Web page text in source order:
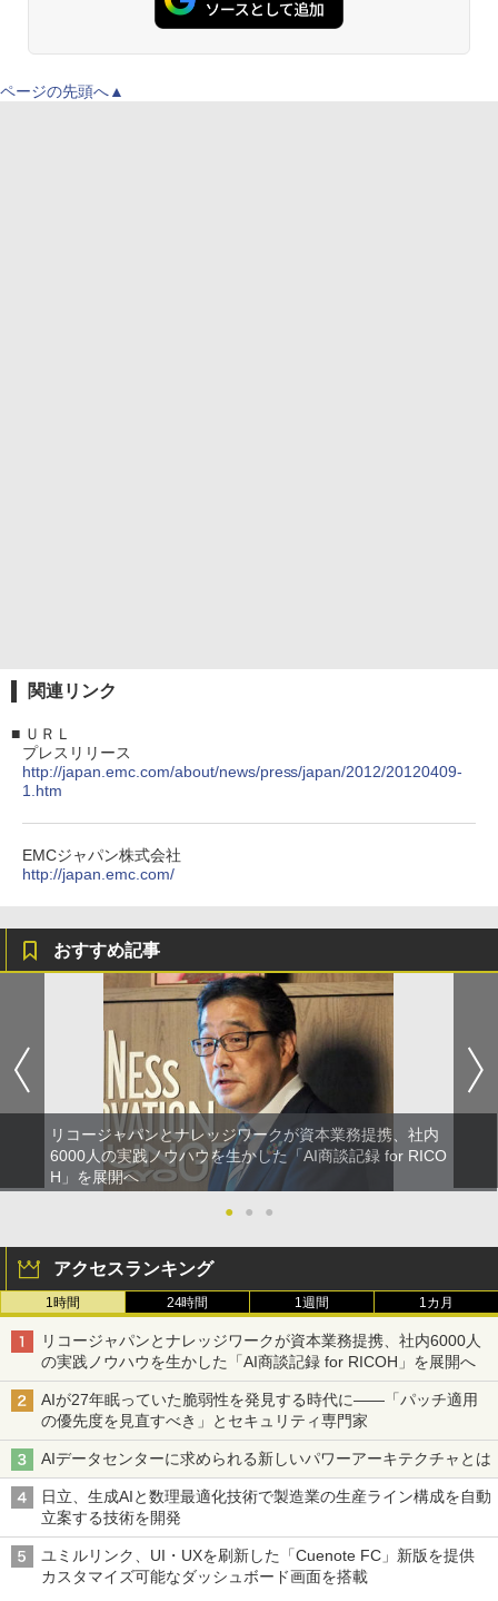
ページの先頭へ▲
関連リンク
■ ＵＲＬ
プレスリリース
http://japan.emc.com/about/news/press/japan/2012/20120409-
1.htm
EMCジャパン株式会社
http://japan.emc.com/
おすすめ記事
リコージャパンとナレッジワークが資本業務提携、社内
6000人の実践ノウハウを生かした「AI商談記録 for RICO
H」を展開へ
●
● ●
アクセスランキング
1時間 24時間 1週間 1カ月
リコージャパンとナレッジワークが資本業務提携、社内6000人
の実践ノウハウを生かした「AI商談記録 for RICOH」を展開へ
AIが27年眠っていた脆弱性を発見する時代に――「パッチ適用
の優先度を見直すべき」とセキュリティ専門家
AIデータセンターに求められる新しいパワーアーキテクチャとは
日立、生成AIと数理最適化技術で製造業の生産ライン構成を自動
立案する技術を開発
ユミルリンク、UI・UXを刷新した「Cuenote FC」新版を提供
カスタマイズ可能なダッシュボード画面を搭載